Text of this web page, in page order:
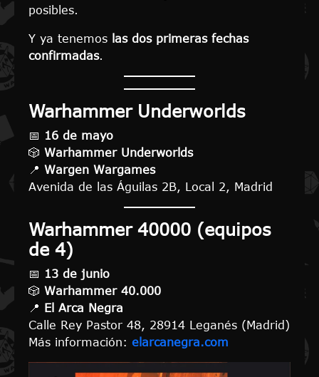
posibles.
Y ya tenemos las dos primeras fechas
confirmadas.
Warhammer Underworlds
📅 16 de mayo
🎲 Warhammer Underworlds
📍 Wargen Wargames
Avenida de las Águilas 2B, Local 2, Madrid
Warhammer 40000 (equipos
de 4)
📅 13 de junio
🎲 Warhammer 40.000
📍 El Arca Negra
Calle Rey Pastor 48, 28914 Leganés (Madrid)
Más información: elarcanegra.com